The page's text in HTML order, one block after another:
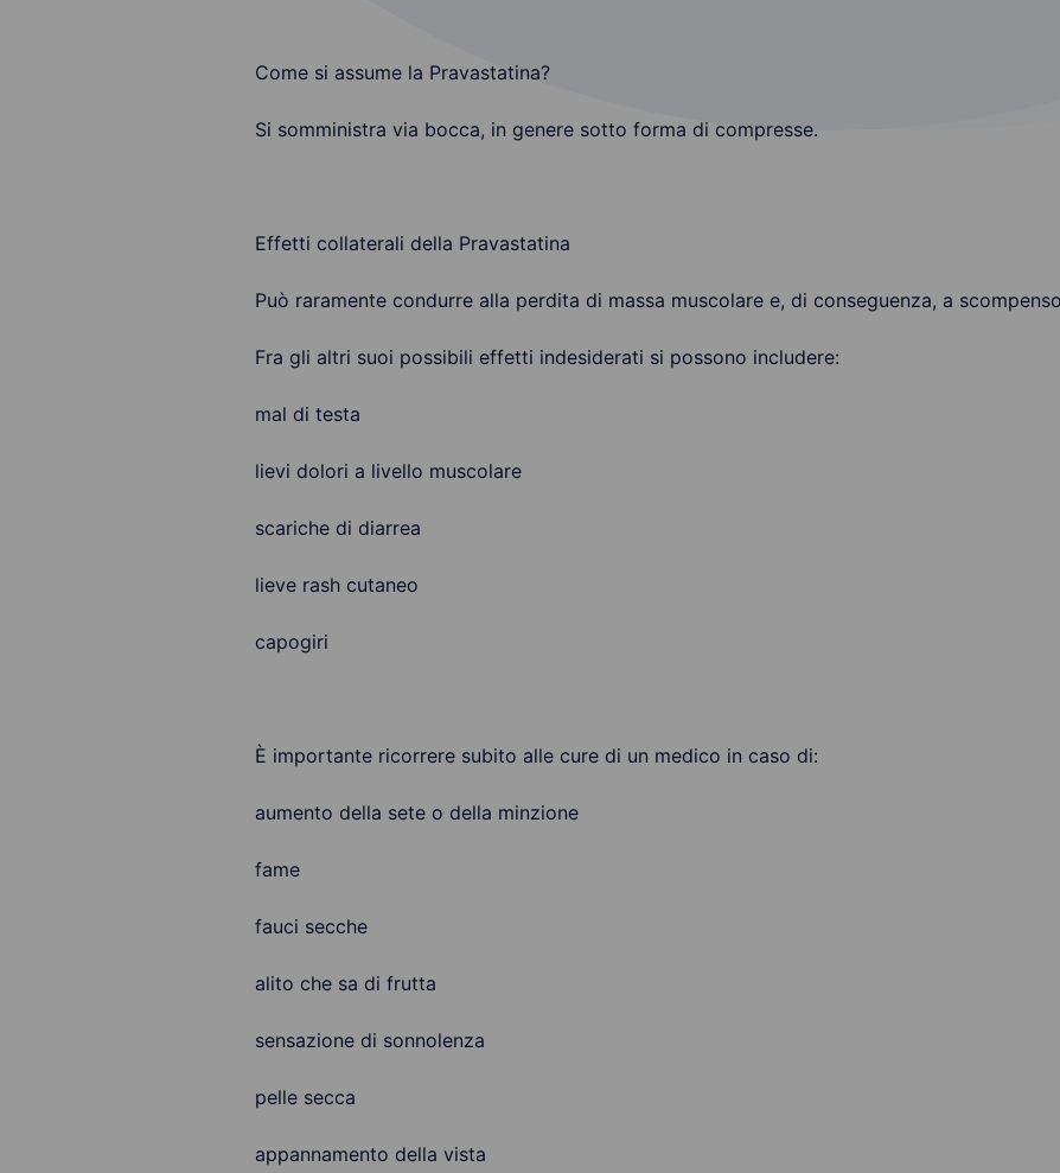
Come si assume la Pravastatina?
Si somministra via bocca, in genere sotto forma di compresse.
Effetti collaterali della Pravastatina
Può raramente condurre alla perdita di massa muscolare e, di conseguenza, a
Fra gli altri suoi possibili effetti indesiderati si possono includere:
mal di testa
lievi dolori a livello muscolare
scariche di diarrea
lieve rash cutaneo
capogiri
È importante ricorrere subito alle cure di un medico in caso di:
aumento della sete o della minzione
fame
fauci secche
alito che sa di frutta
sensazione di sonnolenza
pelle secca
appannamento della vista